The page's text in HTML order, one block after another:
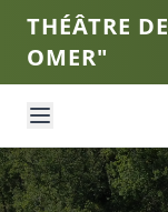
THÉÂTRE
OMER"